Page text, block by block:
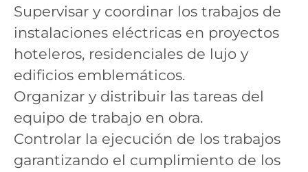
Supervisar y coordinar los trabajos de
instalaciones eléctricas en proyectos
hoteleros, residenciales de lujo y
edificios emblemáticos.
Organizar y distribuir las tareas del
equipo de trabajo en obra.
Controlar la ejecución de los trabajos
garantizando el cumplimiento de los